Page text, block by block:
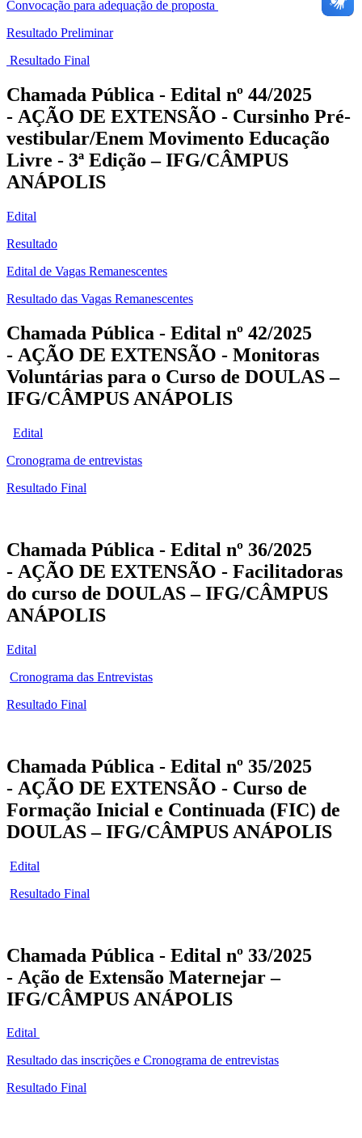
Convocação para adequação de proposta
Resultado Preliminar
Resultado Final
Chamada Pública - Edital nº 44/2025
- AÇÃO DE EXTENSÃO - Cursinho Pré-
vestibular/Enem Movimento Educação
Livre - 3ª Edição – IFG/CÂMPUS
ANÁPOLIS
Edital
Resultado
Edital de Vagas Remanescentes
Resultado das Vagas Remanescentes
Chamada Pública - Edital nº 42/2025
- AÇÃO DE EXTENSÃO - Monitoras
Voluntárias para o Curso de DOULAS–
IFG/CÂMPUS ANÁPOLIS
Edital
Cronograma de entrevistas
Resultado Final
Chamada Pública - Edital nº 36/2025
- AÇÃO DE EXTENSÃO - Facilitadoras
do curso de DOULAS– IFG/CÂMPUS
ANÁPOLIS
Edital
Cronograma das Entrevistas
Resultado Final
Chamada Pública - Edital nº 35/2025
- AÇÃO DE EXTENSÃO - Curso de
Formação Inicial e Continuada (FIC) de
DOULAS– IFG/CÂMPUS ANÁPOLIS
Edital
Resultado Final
Chamada Pública - Edital nº 33/2025
- Ação de Extensão Maternejar –
IFG/CÂMPUS ANÁPOLIS
Edital
Resultado das inscrições e Cronograma de entrevistas
Resultado Final